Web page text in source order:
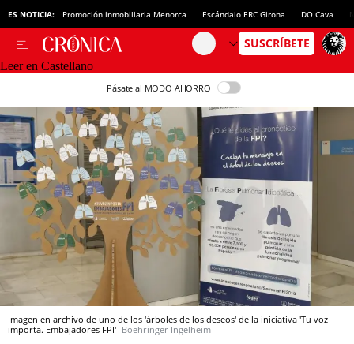
ES NOTICIA: Promoción inmobiliaria Menorca Escándalo ERC Girona DO Cava
Leer en Castellano
Pásate al MODO AHORRO
Imagen en archivo de uno de los 'árboles de los deseos' de la iniciativa 'Tu voz
importa. Embajadores FPI' Boehringer Ingelheim